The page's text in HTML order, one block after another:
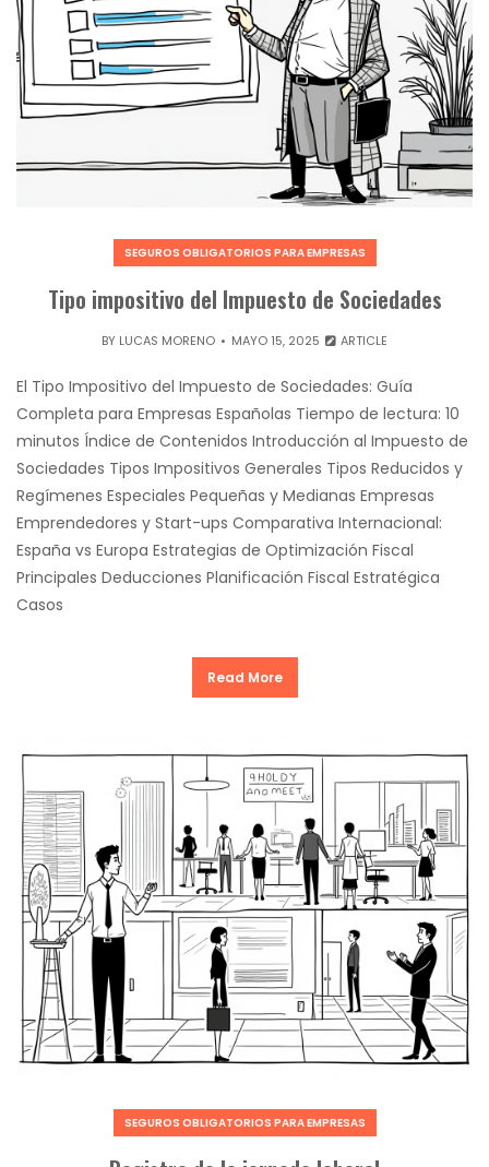
SEGUROS OBLIGATORIOS PARA EMPRESAS
Tipo impositivo del Impuesto de Sociedades
BY LUCAS MORENO MAYO 15, 2025 ARTICLE
El Tipo Impositivo del Impuesto de Sociedades: Guía
Completa para Empresas Españolas Tiempo de lectura: 10
minutos Índice de Contenidos Introducción al Impuesto de
Sociedades Tipos Impositivos Generales Tipos Reducidos y
Regímenes Especiales Pequeñas y Medianas Empresas
Emprendedores y Start-ups Comparativa Internacional:
España vs Europa Estrategias de Optimización Fiscal
Principales Deducciones Planificación Fiscal Estratégica
Casos
Read More
SEGUROS OBLIGATORIOS PARA EMPRESAS